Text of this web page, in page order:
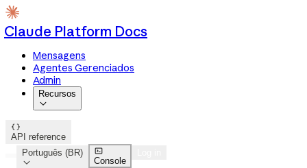
Claude Platform Docs
Mensagens
Agentes Gerenciados
Admin
Recursos


API reference
Português (BR)


Console